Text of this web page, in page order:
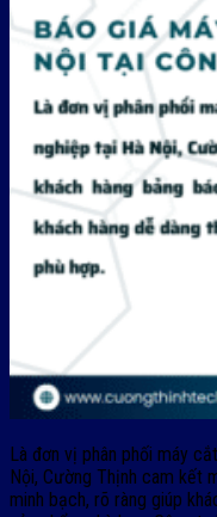
Là đơn vị phân phối máy
Nội, Cường Thịnh cam kết
minh bạch, rõ ràng giúp